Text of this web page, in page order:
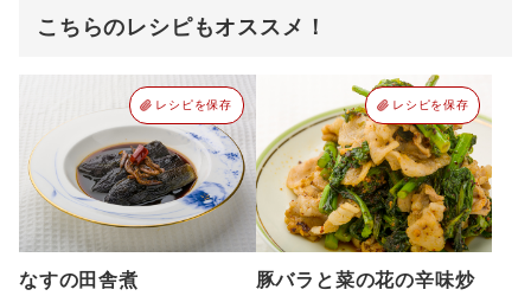
こちらのレシピもオススメ！
レシピを保存
なすの田舎煮
レシピを保存
豚バラと菜の花の辛味炒